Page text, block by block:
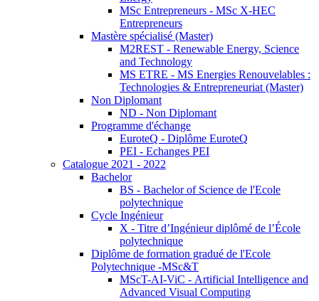
MSc Entrepreneurs - MSc X-HEC
Entrepreneurs
Mastère spécialisé (Master)
M2REST - Renewable Energy, Science
and Technology
MS ETRE - MS Energies Renouvelables :
Technologies & Entrepreneuriat (Master)
Non Diplomant
ND - Non Diplomant
Programme d'échange
EuroteQ - Diplôme EuroteQ
PEI - Echanges PEI
Catalogue 2021 - 2022
Bachelor
BS - Bachelor of Science de l'Ecole
polytechnique
Cycle Ingénieur
X - Titre d’Ingénieur diplômé de l’École
polytechnique
Diplôme de formation gradué de l'Ecole
Polytechnique -MSc&T
MScT-AI-ViC - Artificial Intelligence and
Advanced Visual Computing